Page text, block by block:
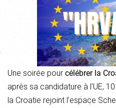
Une soirée pour célébrer la
après sa candidature à l’UE,
la Croatie rejoint l’espace